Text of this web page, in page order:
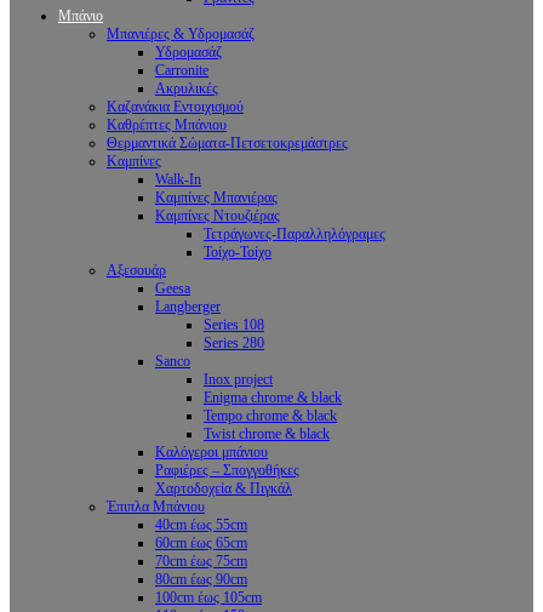
Μπάνιο
Μπανιέρες & Υδρομασάζ
Υδρομασάζ
Carronite
Ακρυλικές
Καζανάκια Εντοιχισμού
Καθρέπτες Μπάνιου
Θερμαντικά Σώματα-Πετσετοκρεμάστρες
Καμπίνες
Walk-In
Καμπίνες Μπανιέρας
Καμπίνες Ντουζιέρας
Τετράγωνες-Παραλληλόγραμες
Τοίχο-Τοίχο
Αξεσουάρ
Geesa
Langberger
Series 108
Series 280
Sanco
Inox project
Enigma chrome & black
Tempo chrome & black
Twist chrome & black
Καλόγεροι μπάνιου
Ραφιέρες – Σπογγοθήκες
Χαρτοδοχεία & Πιγκάλ
Έπιπλα Μπάνιου
40cm έως 55cm
60cm έως 65cm
70cm έως 75cm
80cm έως 90cm
100cm έως 105cm